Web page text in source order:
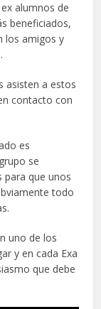
alumnos de
beneficiados,
los amigos y
asisten a estos
contacto con
es
se
para que unos
todo
uno de los
y en cada Exa
que debe